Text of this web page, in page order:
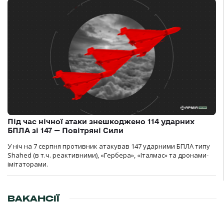
Під час нічної атаки знешкоджено 114 ударних
БПЛА зі 147 — Повітряні Сили
У ніч на 7 серпня противник атакував 147 ударними БПЛА типу
Shahed (в т.ч. реактивними), «Гербера», «Італмас» та дронами-
імітаторами.
ВАКАНСІЇ